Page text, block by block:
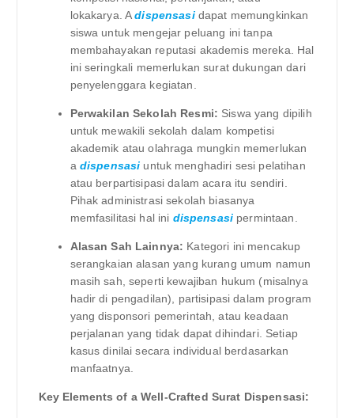
lokakarya. Adispensasidapat memungkinkan
siswa untuk mengejar peluang ini tanpa
membahayakan reputasi akademis mereka. Hal
ini seringkali memerlukan surat dukungan dari
penyelenggara kegiatan.
Perwakilan Sekolah Resmi: Siswa yang dipilih
untuk mewakili sekolah dalam kompetisi
akademik atau olahraga mungkin memerlukan
a dispensasi untuk menghadiri sesi pelatihan
atau berpartisipasi dalam acara itu sendiri.
Pihak administrasi sekolah biasanya
memfasilitasi hal ini dispensasi permintaan.
Alasan Sah Lainnya: Kategori ini mencakup
serangkaian alasan yang kurang umum namun
masih sah, seperti kewajiban hukum (misalnya
hadir di pengadilan), partisipasi dalam program
yang disponsori pemerintah, atau keadaan
perjalanan yang tidak dapat dihindari. Setiap
kasus dinilai secara individual berdasarkan
manfaatnya.
Key Elements of a Well-Crafted Surat Dispensasi: